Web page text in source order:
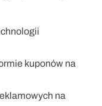
kuponów na
na